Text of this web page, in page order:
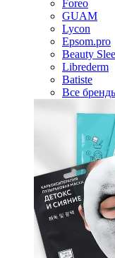
Foreo
GUAM
Lycon
Epsom.pro
Beauty
Librederm
Batiste
Все